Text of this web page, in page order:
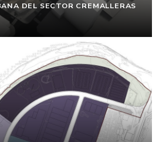
DEL SECTOR CREMALLERAS